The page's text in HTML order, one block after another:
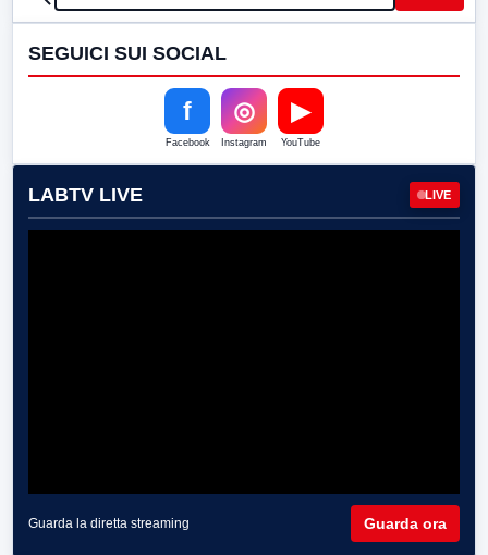
SEGUICI SUI SOCIAL
f
Facebook
◎
Instagram
▶
YouTube
LABTV LIVE LIVE
Guarda la diretta streaming Guarda ora